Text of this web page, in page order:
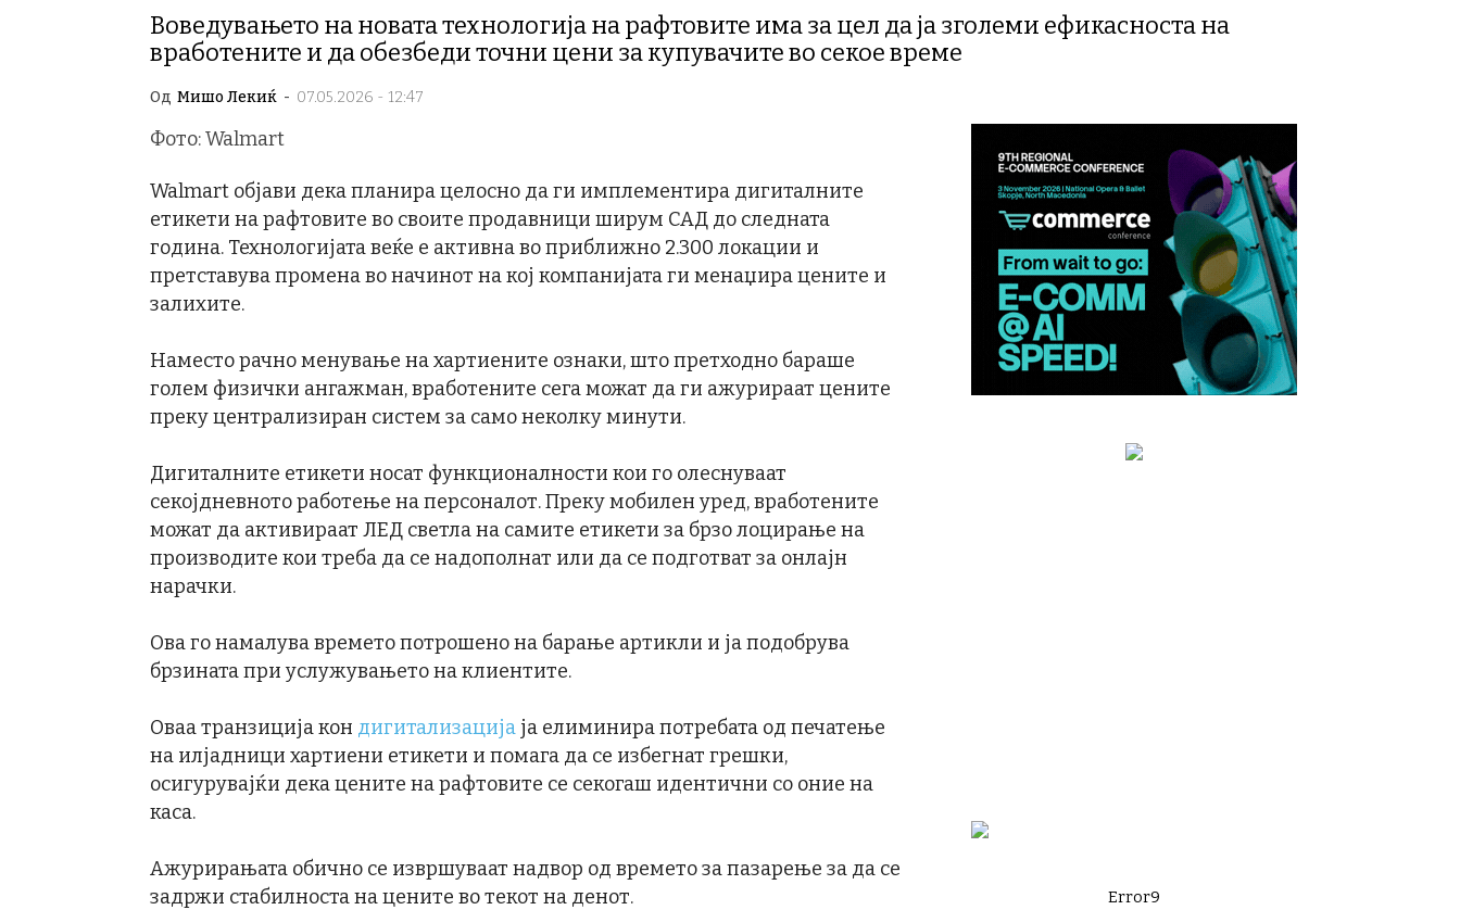
Воведувањето на новата технологија на рафтовите има за цел да ја зголеми ефикасноста на
вработените и да обезбеди точни цени за купувачите во секое време
Од Мишо Лекиќ - 07.05.2026 - 12:47
Фото: Walmart
Walmart објави дека планира целосно да ги имплементира дигиталните
етикети на рафтовите во своите продавници ширум САД до следната
година. Технологијата веќе е активна во приближно 2.300 локации и
претставува промена во начинот на кој компанијата ги менаџира цените и
залихите.
Наместо рачно менување на хартиените ознаки, што претходно бараше
голем физички ангажман, вработените сега можат да ги ажурираат цените
преку централизиран систем за само неколку минути.
Дигиталните етикети носат функционалности кои го олеснуваат
секојдневното работење на персоналот. Преку мобилен уред, вработените
можат да активираат ЛЕД светла на самите етикети за брзо лоцирање на
производите кои треба да се надополнат или да се подготват за онлајн
нарачки.
Ова го намалува времето потрошено на барање артикли и ја подобрува
брзината при услужувањето на клиентите.
Оваа транзиција кон дигитализација ја елиминира потребата од печатење
на илјадници хартиени етикети и помага да се избегнат грешки,
осигурувајќи дека цените на рафтовите се секогаш идентични со оние на
каса.
Ажурирањата обично се извршуваат надвор од времето за пазарење за да се
задржи стабилноста на цените во текот на денот.
Error9